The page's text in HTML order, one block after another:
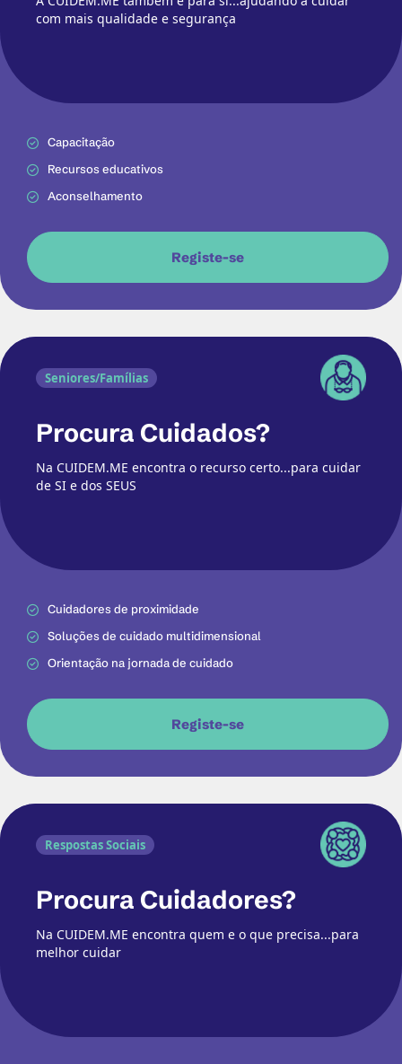
com mais qualidade e segurança
Capacitação
Recursos educativos
Aconselhamento
Registe-se
Seniores/Famílias
Procura Cuidados?
Na CUIDEM.ME encontra o recurso certo...para cuidar
de SI e dos SEUS
Cuidadores de proximidade
Soluções de cuidado multidimensional
Orientação na jornada de cuidado
Registe-se
Respostas Sociais
Procura Cuidadores?
Na CUIDEM.ME encontra quem e o que precisa...para
melhor cuidar